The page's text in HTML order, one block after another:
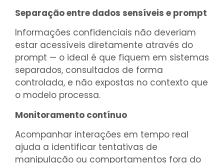
Separação entre dados sensíveis e prompt
Informações confidenciais não deveriam
estar acessíveis diretamente através do
prompt — o ideal é que fiquem em sistemas
separados, consultados de forma
controlada, e não expostas no contexto que
o modelo processa.
Monitoramento contínuo
Acompanhar interações em tempo real
ajuda a identificar tentativas de
manipulação ou comportamentos fora do